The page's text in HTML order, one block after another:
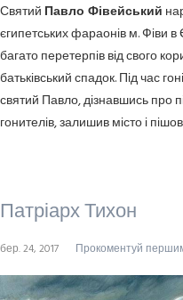
Святий Павло Фівейський
єгипетських фараонів м. Фіви
багато перетерпів від свого
батьківський спадок. Під час
святий Павло, дізнавшись про
гонителів, залишив місто і
Патріарх Тихон
бер. 24, 2017 Прокоментуй